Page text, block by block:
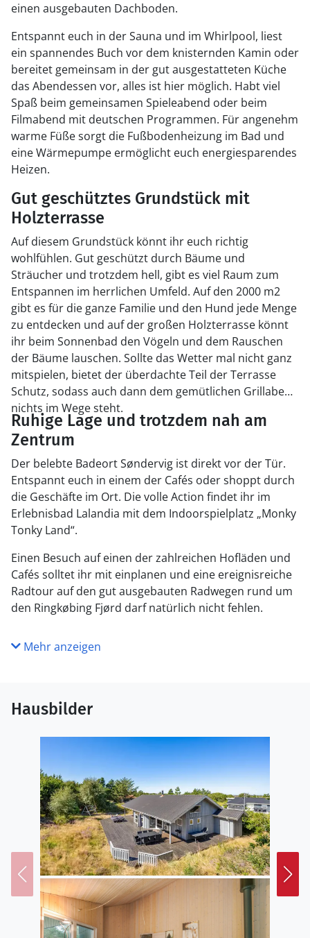
einen ausgebauten Dachboden.
Entspannt euch in der Sauna und im Whirlpool, liest
ein spannendes Buch vor dem knisternden Kamin oder
bereitet gemeinsam in der gut ausgestatteten Küche
das Abendessen vor, alles ist hier möglich. Habt viel
Spaß beim gemeinsamen Spieleabend oder beim
Filmabend mit deutschen Programmen. Für angenehm
warme Füße sorgt die Fußbodenheizung im Bad und
eine Wärmepumpe ermöglicht euch energiesparendes
Heizen.
Gut geschütztes Grundstück mit
Holzterrasse
Auf diesem Grundstück könnt ihr euch richtig
wohlfühlen. Gut geschützt durch Bäume und
Sträucher und trotzdem hell, gibt es viel Raum zum
Entspannen im herrlichen Umfeld. Auf den 2000 m2
gibt es für die ganze Familie und den Hund jede Menge
zu entdecken und auf der großen Holzterrasse könnt
ihr beim Sonnenbad den Vögeln und dem Rauschen
der Bäume lauschen. Sollte das Wetter mal nicht ganz
mitspielen, bietet der überdachte Teil der Terrasse
Schutz, sodass auch dann dem gemütlichen Grillabend
nichts im Wege steht.
Ruhige Lage und trotzdem nah am
Zentrum
Der belebte Badeort Søndervig ist direkt vor der Tür.
Entspannt euch in einem der Cafés oder shoppt durch
die Geschäfte im Ort. Die volle Action findet ihr im
Erlebnisbad Lalandia mit dem Indoorspielplatz „Monky
Tonky Land“.
Einen Besuch auf einen der zahlreichen Hofläden und
Cafés solltet ihr mit einplanen und eine ereignisreiche
Radtour auf den gut ausgebauten Radwegen rund um
den Ringkøbing Fjørd darf natürlich nicht fehlen.
Mehr anzeigen
Hausbilder